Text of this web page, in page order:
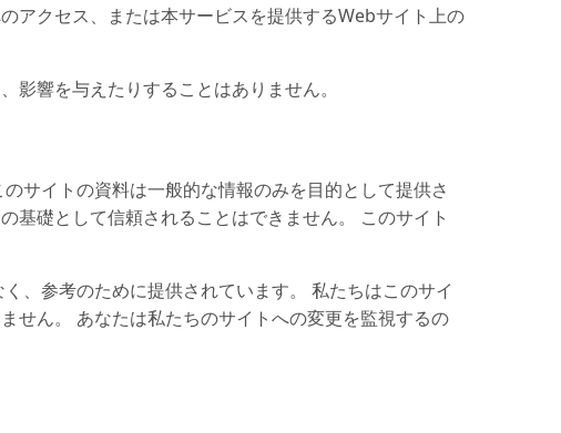
アクセス、または本サービスを提供するWebサイト上の
響を与えたりすることはありません。
サイトの資料は一般的な情報のみを目的として提供さ
基礎として信頼されることはできません。 このサイト
、参考のために提供されています。 私たちはこのサイ
せん。 あなたは私たちのサイトへの変更を監視するの